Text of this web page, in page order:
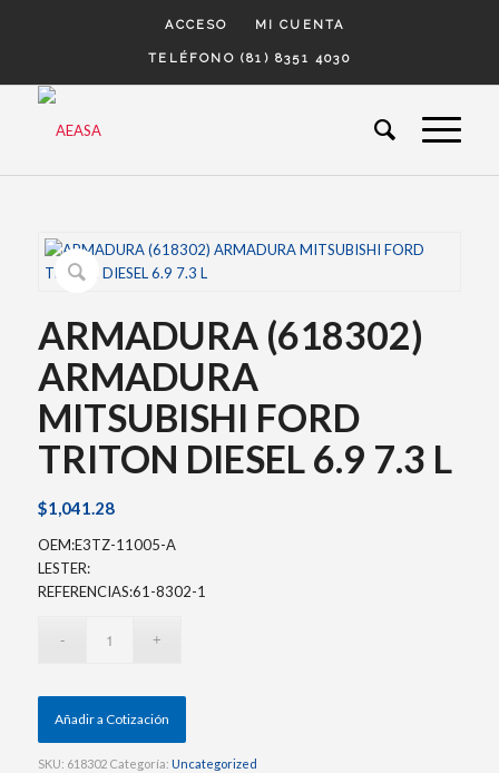
ACCESO MI CUENTA
TELÉFONO (81) 8351 4030
ARMADURA (618302)
ARMADURA
MITSUBISHI FORD
TRITON DIESEL 6.9 7.3 L
$1,041.28
OEM:E3TZ-11005-A
LESTER:
REFERENCIAS:61-8302-1
Añadir a Cotización
SKU: 618302 Categoría: Uncategorized